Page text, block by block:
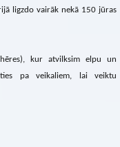
ligzdo vairāk nekā 150 jūras
kur atvilksim elpu un
pa veikaliem, lai veiktu